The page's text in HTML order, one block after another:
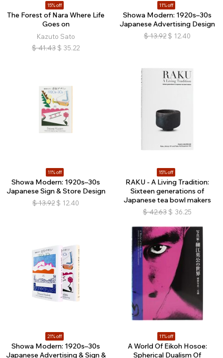
15% off
The Forest of Nara Where Life
Goes on
Kazuto Sato
$ 41.43 $ 35.22
11% off
Showa Modern: 1920s–30s
Japanese Advertising Design
$ 13.92 $ 12.40
11% off
Showa Modern: 1920s–30s
Japanese Sign & Store Design
$ 13.92 $ 12.40
15% off
RAKU - A Living Tradition:
Sixteen generations of
Japanese tea bowl makers
$ 42.63 $ 36.25
21% off
Showa Modern: 1920s–30s
Japanese Advertising & Sign &
11% off
A World Of Eikoh Hosoe:
Spherical Dualism Of